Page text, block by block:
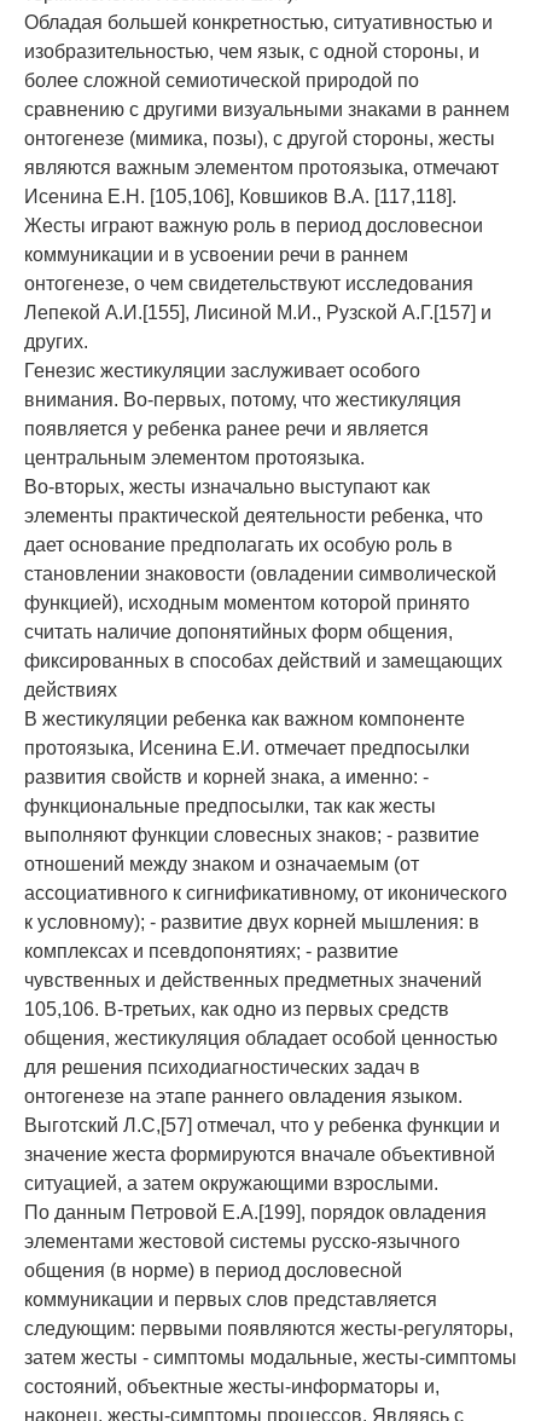
Обладая большей конкретностью, ситуативностью и
изобразительностью, чем язык, с одной стороны, и
более сложной семиотической природой по
сравнению с другими визуальными знаками в раннем
онтогенезе (мимика, позы), с другой стороны, жесты
являются важным элементом протоязыка, отмечают
Исенина Е.Н. [105,106], Ковшиков В.А. [117,118].
Жесты играют важную роль в период дословеснои
коммуникации и в усвоении речи в раннем
онтогенезе, о чем свидетельствуют исследования
Лепекой А.И.[155], Лисиной М.И., Рузской А.Г.[157] и
других.
Генезис жестикуляции заслуживает особого
внимания. Во-первых, потому, что жестикуляция
появляется у ребенка ранее речи и является
центральным элементом протоязыка.
Во-вторых, жесты изначально выступают как
элементы практической деятельности ребенка, что
дает основание предполагать их особую роль в
становлении знаковости (овладении символической
функцией), исходным моментом которой принято
считать наличие допонятийных форм общения,
фиксированных в способах действий и замещающих
действиях
В жестикуляции ребенка как важном компоненте
протоязыка, Исенина Е.И. отмечает предпосылки
развития свойств и корней знака, а именно: -
функциональные предпосылки, так как жесты
выполняют функции словесных знаков; - развитие
отношений между знаком и означаемым (от
ассоциативного к сигнификативному, от иконического
к условному); - развитие двух корней мышления: в
комплексах и псевдопонятиях; - развитие
чувственных и действенных предметных значений
105,106. В-третьих, как одно из первых средств
общения, жестикуляция обладает особой ценностью
для решения психодиагностических задач в
онтогенезе на этапе раннего овладения языком.
Выготский Л.С,[57] отмечал, что у ребенка функции и
значение жеста формируются вначале объективной
ситуацией, а затем окружающими взрослыми.
По данным Петровой Е.А.[199], порядок овладения
элементами жестовой системы русско-язычного
общения (в норме) в период дословесной
коммуникации и первых слов представляется
следующим: первыми появляются жесты-регуляторы,
затем жесты - симптомы модальные, жесты-симптомы
состояний, объектные жесты-информаторы и,
наконец, жесты-симптомы процессов. Являясь с